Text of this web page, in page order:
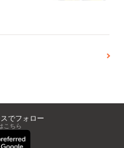
でフォロー
こちら